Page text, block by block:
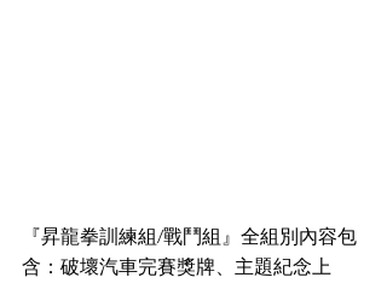
『昇龍拳訓練組/戰鬥組』全組別內容包
含：破壞汽車完賽獎牌、主題紀念上